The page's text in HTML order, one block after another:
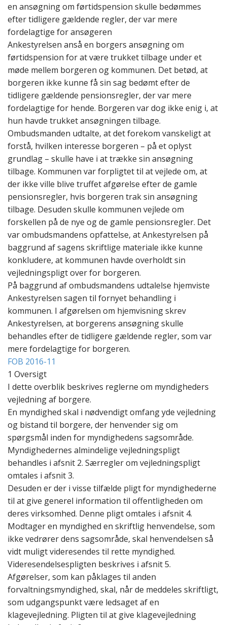
en ansøgning om førtidspension skulle bedømmes
efter tidligere gældende regler, der var mere
fordelagtige for ansøgeren
Ankestyrelsen anså en borgers ansøgning om
førtidspension for at være trukket tilbage under et
møde mellem borgeren og kommunen. Det betød, at
borgeren ikke kunne få sin sag bedømt efter de
tidligere gældende pensionsregler, der var mere
fordelagtige for hende. Borgeren var dog ikke enig i, at
hun havde trukket ansøgningen tilbage.
Ombudsmanden udtalte, at det forekom vanskeligt at
forstå, hvilken interesse borgeren – på et oplyst
grundlag – skulle have i at trække sin ansøgning
tilbage. Kommunen var forpligtet til at vejlede om, at
der ikke ville blive truffet afgørelse efter de gamle
pensionsregler, hvis borgeren trak sin ansøgning
tilbage. Desuden skulle kommunen vejlede om
forskellen på de nye og de gamle pensionsregler. Det
var ombudsmandens opfattelse, at Ankestyrelsen på
baggrund af sagens skriftlige materiale ikke kunne
konkludere, at kommunen havde overholdt sin
vejledningspligt over for borgeren.
På baggrund af ombudsmandens udtalelse hjemviste
Ankestyrelsen sagen til fornyet behandling i
kommunen. I afgørelsen om hjemvisning skrev
Ankestyrelsen, at borgerens ansøgning skulle
behandles efter de tidligere gældende regler, som var
mere fordelagtige for borgeren.
FOB 2016-11
1 Oversigt
I dette overblik beskrives reglerne om myndigheders
vejledning af borgere.
En myndighed skal i nødvendigt omfang yde vejledning
og bistand til borgere, der henvender sig om
spørgsmål inden for myndighedens sagsområde.
Myndighedernes almindelige vejledningspligt
behandles i afsnit 2. Særregler om vejledningspligt
omtales i afsnit 3.
Desuden er der i visse tilfælde pligt for myndighederne
til at give generel information til offentligheden om
deres virksomhed. Denne pligt omtales i afsnit 4.
Modtager en myndighed en skriftlig henvendelse, som
ikke vedrører dens sagsområde, skal henvendelsen så
vidt muligt videresendes til rette myndighed.
Videresendelsespligten beskrives i afsnit 5.
Afgørelser, som kan påklages til anden
forvaltningsmyndighed, skal, når de meddeles skriftligt,
som udgangspunkt være ledsaget af en
klagevejledning. Pligten til at give klagevejledning